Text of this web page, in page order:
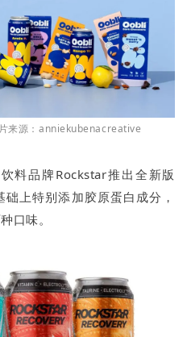
来源：anniekubenacreative
料品牌Rockstar推出全新版
上特别添加胶原蛋白成分，
口味。